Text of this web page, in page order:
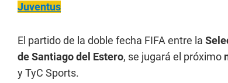
Juventus
El partido de la doble fecha FIFA entre la
de Santiago del Estero, se jugará el próximo
y TyC Sports.